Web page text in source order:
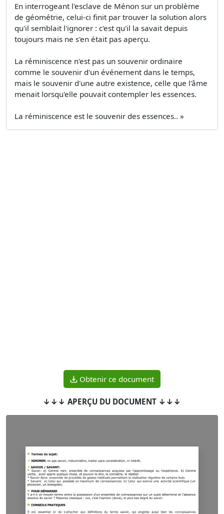
En interrogeant l'esclave de Ménon sur un problème
de géométrie, celui-ci finit par trouver la solution alors
qu'il semblait l'ignorer : c'est qu'il la savait depuis
toujours mais ne s'en était pas aperçu.
La réminiscence n'est pas un souvenir ordinaire
comme le souvenir d'un événement dans le temps,
mais le souvenir d'une autre existence, celle que l'âme
menait lorsqu'elle pouvait contempler les essences.
La réminiscence est le souvenir des essences.. »
Obtenir ce document
↓↓↓ APERÇU DU DOCUMENT ↓↓↓